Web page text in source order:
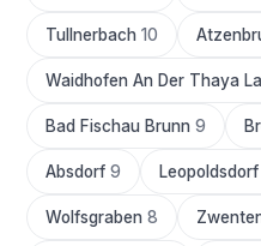
Tullnerbach 10
Waidhofen An Der Thaya
Bad Fischau Brunn 9
Absdorf 9 Leopoldsdorf
Wolfsgraben 8